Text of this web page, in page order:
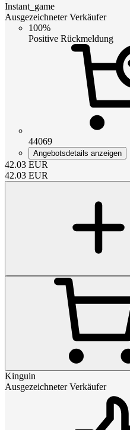
Instant_game
Ausgezeichneter Verkäufer
100%
Positive Rückmeldung
44069
Angebotsdetails anzeigen
42.03 EUR
42.03 EUR
Kinguin
Ausgezeichneter Verkäufer